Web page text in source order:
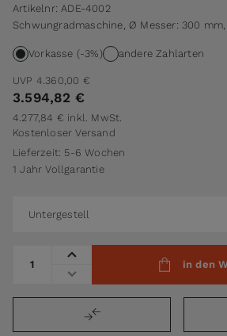
Artikelnr: ADE-4002
Schwungradmaschine, Ø Messer: 300
Vorkasse (-3%) andere Zahlarten
UVP 4.360,00 €
3.594,82 €
4.277,84 € inkl. MwSt.
Kostenloser Versand
Lieferzeit: 5-6 Wochen
1 Jahr Vollgarantie
Untergestell
in den